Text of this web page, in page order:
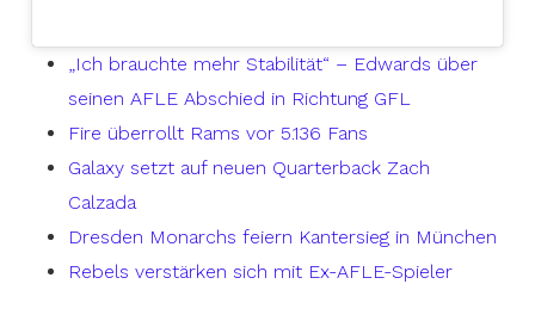
„Ich brauchte mehr Stabilität“ – Edwards über
seinen AFLE Abschied in Richtung GFL
Fire überrollt Rams vor 5.136 Fans
Galaxy setzt auf neuen Quarterback Zach
Calzada
Dresden Monarchs feiern Kantersieg in München
Rebels verstärken sich mit Ex-AFLE-Spieler